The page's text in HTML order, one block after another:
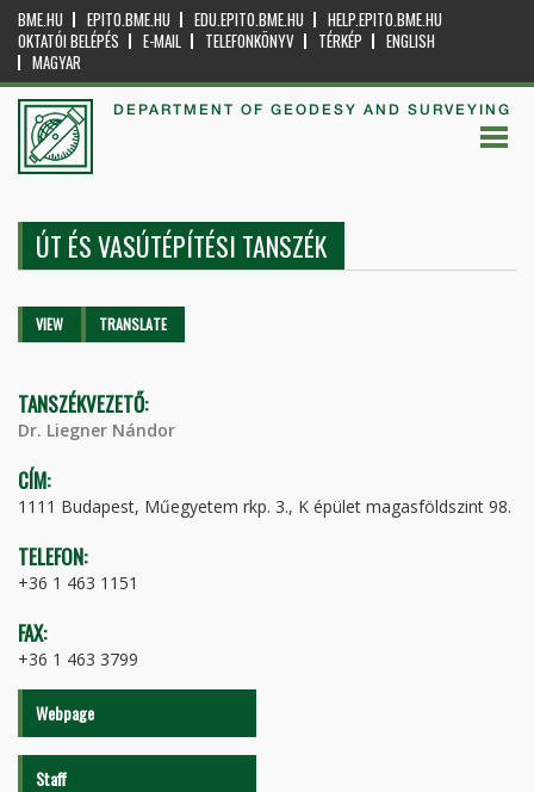
BME.HU EPITO.BME.HU EDU.EPITO.BME.HU
HELP.EPITO.BME.HU
OKTATÓI BELÉPÉS
E-MAIL TELEFONKÖNYV TÉRKÉP
ENGLISH
MAGYAR
DEPARTMENT OF GEODESY AND SURVEYING
ÚT ÉS VASÚTÉPÍTÉSI TANSZÉK
Primary tabs
VIEW (ACTIVETRANSLATE
TANSZÉKVEZETŐ:
Dr. Liegner Nándor
CÍM:
1111 Budapest, Műegyetem rkp. 3., K épület magasföldszint 98.
TELEFON:
+36 1 463 1151
FAX:
+36 1 463 3799
Webpage
Staff